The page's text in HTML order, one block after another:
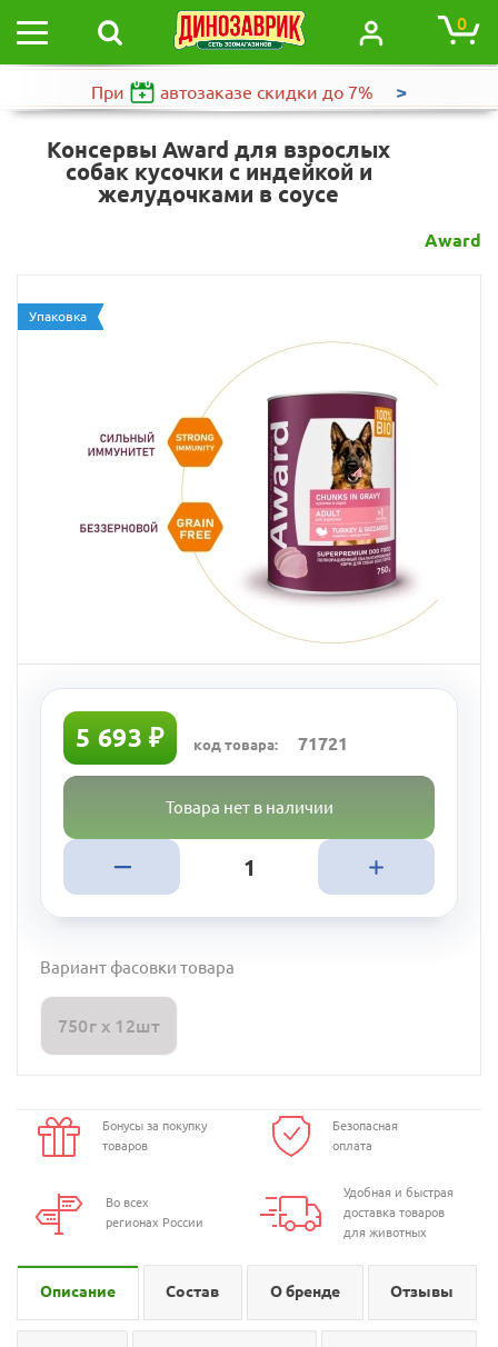
0
При автозаказе скидки до 7% >
Консервы Award для взрослых
собак кусочки с индейкой и
желудочками в соусе
Award
Упаковка
5 693 ₽ код товара: 71721
Товара нет в наличии
Вариант фасовки товара
750г х 12шт
Бонусы за покупку
товаров
Безопасная
оплата
Во всех
регионах России
Удобная и быстрая
доставка товаров
для животных
Описание Состав О бренде Отзывы